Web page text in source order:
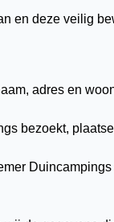
en deze veilig
adres en
bezoekt,